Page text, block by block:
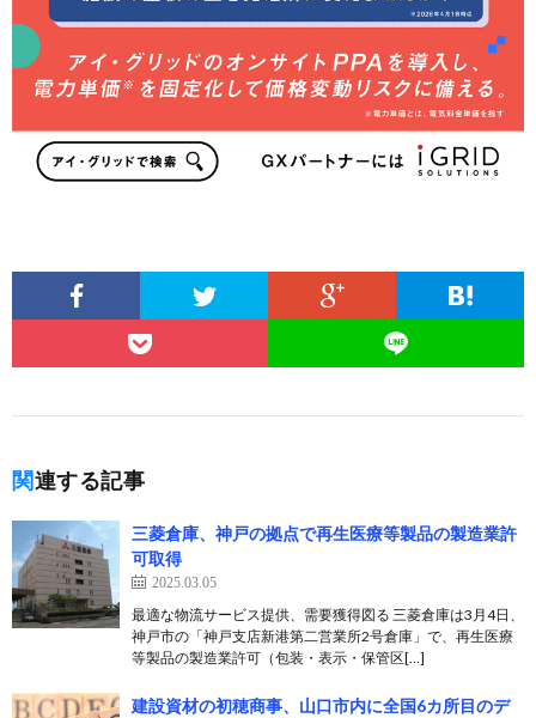
関連する記事
三菱倉庫、神戸の拠点で再生医療等製品の製造業許
可取得
2025.03.05
最適な物流サービス提供、需要獲得図る 三菱倉庫は3月4日、
神戸市の「神戸支店新港第二営業所2号倉庫」で、再生医療
等製品の製造業許可（包装・表示・保管区[…]
建設資材の初穂商事、山口市内に全国6カ所目のデ